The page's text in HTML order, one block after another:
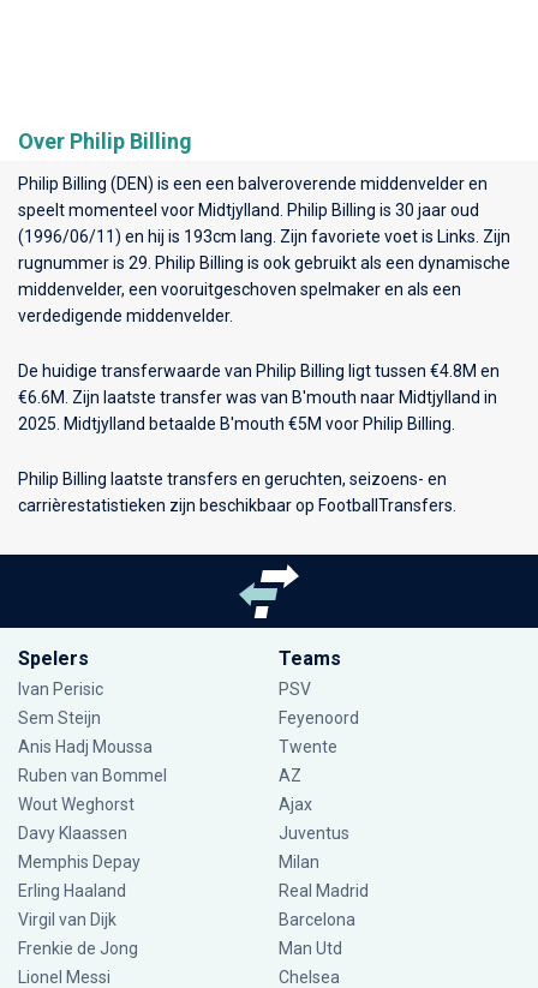
Over Philip Billing
Philip Billing (DEN) is een een balveroverende middenvelder en
speelt momenteel voor Midtjylland
. Philip Billing is 30 jaar oud
(1996/06/11) en hij is 193cm lang. Zijn favoriete voet is Links. Zijn
rugnummer is 29. Philip Billing is ook gebruikt als een dynamische
middenvelder, een vooruitgeschoven spelmaker en als een
verdedigende middenvelder.
De huidige transferwaarde van Philip Billing ligt tussen €4.8M en
€6.6M. Zijn laatste transfer was van B'mouth naar Midtjylland in
2025. Midtjylland betaalde B'mouth €5M voor Philip Billing.
Philip Billing laatste transfers en geruchten, seizoens- en
carrièrestatistieken zijn beschikbaar op FootballTransfers.
Spelers
Ivan Perisic
Sem Steijn
Anis Hadj Moussa
Ruben van Bommel
Wout Weghorst
Davy Klaassen
Memphis Depay
Erling Haaland
Virgil van Dijk
Frenkie de Jong
Lionel Messi
Teams
PSV
Feyenoord
Twente
AZ
Ajax
Juventus
Milan
Real Madrid
Barcelona
Man Utd
Chelsea